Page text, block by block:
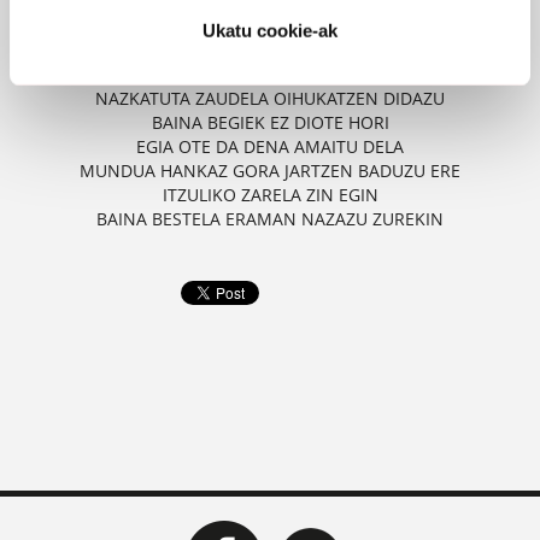
Ukatu cookie-ak
MUNDUA HANKAZ GORA JARTZEN BADUZU ERE
NAZKATUTA ZAUDELA OIHUKATZEN DIDAZU
BAINA BEGIEK EZ DIOTE HORI
EGIA OTE DA DENA AMAITU DELA
MUNDUA HANKAZ GORA JARTZEN BADUZU ERE
ITZULIKO ZARELA ZIN EGIN
BAINA BESTELA ERAMAN NAZAZU ZUREKIN